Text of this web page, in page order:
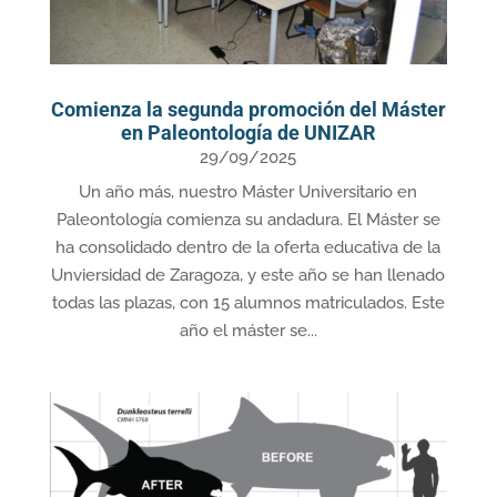
Comienza la segunda promoción del Máster
en Paleontología de UNIZAR
29/09/2025
Un año más, nuestro Máster Universitario en
Paleontología comienza su andadura. El Máster se
ha consolidado dentro de la oferta educativa de la
Unviersidad de Zaragoza, y este año se han llenado
todas las plazas, con 15 alumnos matriculados. Este
año el máster se...